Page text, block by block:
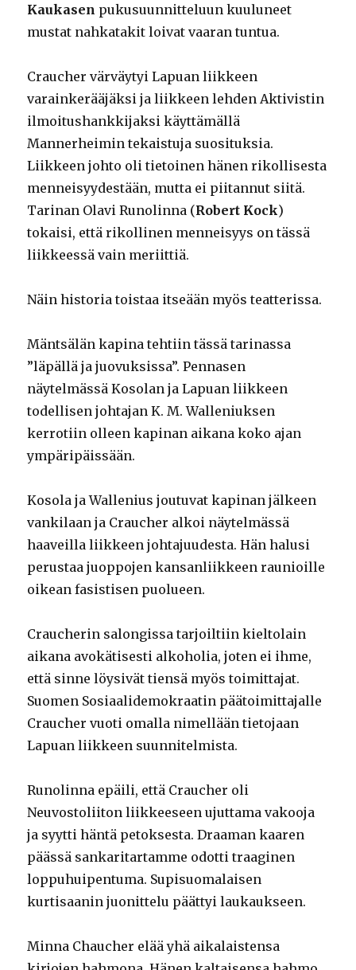
Kaukasen pukusuunnitteluun kuuluneet
mustat nahkatakit loivat vaaran tuntua.
Craucher värväytyi Lapuan liikkeen
varainkerääjäksi ja liikkeen lehden Aktivistin
ilmoitushankkijaksi käyttämällä
Mannerheimin tekaistuja suosituksia.
Liikkeen johto oli tietoinen hänen rikollisesta
menneisyydestään, mutta ei piitannut siitä.
Tarinan Olavi Runolinna (Robert Kock)
tokaisi, että rikollinen menneisyys on tässä
liikkeessä vain meriittiä.
Näin historia toistaa itseään myös teatterissa.
Mäntsälän kapina tehtiin tässä tarinassa
”läpällä ja juovuksissa”. Pennasen
näytelmässä Kosolan ja Lapuan liikkeen
todellisen johtajan K. M. Walleniuksen
kerrotiin olleen kapinan aikana koko ajan
ympäripäissään.
Kosola ja Wallenius joutuvat kapinan jälkeen
vankilaan ja Craucher alkoi näytelmässä
haaveilla liikkeen johtajuudesta. Hän halusi
perustaa juoppojen kansanliikkeen raunioille
oikean fasistisen puolueen.
Craucherin salongissa tarjoiltiin kieltolain
aikana avokätisesti alkoholia, joten ei ihme,
että sinne löysivät tiensä myös toimittajat.
Suomen Sosiaalidemokraatin päätoimittajalle
Craucher vuoti omalla nimellään tietojaan
Lapuan liikkeen suunnitelmista.
Runolinna epäili, että Craucher oli
Neuvostoliiton liikkeeseen ujuttama vakooja
ja syytti häntä petoksesta. Draaman kaaren
päässä sankaritartamme odotti traaginen
loppuhuipentuma. Supisuomalaisen
kurtisaanin juonittelu päättyi laukaukseen.
Minna Chaucher elää yhä aikalaistensa